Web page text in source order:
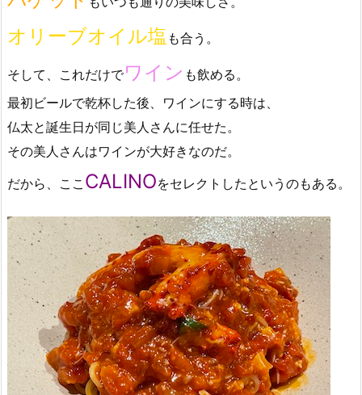
オリーブオイル塩 も合う。
そして、これだけでワイン も飲める。
最初ビールで乾杯した後、ワインにする時は、
仏太と誕生日が同じ美人さんに任せた。
その美人さんはワインが大好きなのだ。
だから、ここ CALINOをセレクトしたというのもある。